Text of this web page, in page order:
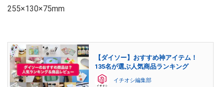
255×130×75mm
【ダイソー】おすすめ神アイテム！
135名が選ぶ人気商品ランキング
イチオシ編集部